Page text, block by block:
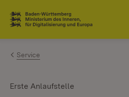
Zum Inhalt springen
Link zur Startseite
Service
Erste Anlaufstelle